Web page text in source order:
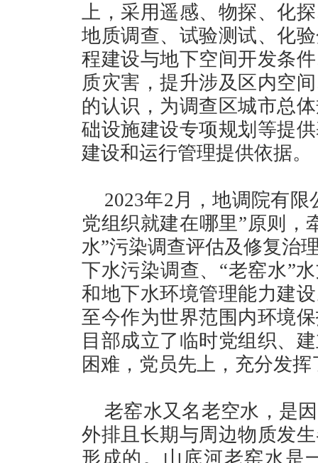
上，采用遥感、物探、化
地质调查、试验测试、化
程建设与地下空间开发条
质灾害，提升涉及区内空
的认识，为调查区城市总
础设施建设专项规划等提
建设和运行管理提供依据。
2023年2月，地调院有
党组织就建在哪里”原则，
水”污染调查评估及修复治
下水污染调查、“老窑水”
和地下水环境管理能力建
至今作为世界范围内环境
目部成立了临时党组织、
困难，党员先上，充分发
老窑水又名老空水，是
外排且长期与周边物质发
形成的。山底河老窑水是